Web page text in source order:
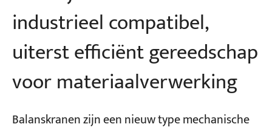
industrieel compatibel,
uiterst efficiënt gereedschap
voor materiaalverwerking
Balanskranen zijn een nieuw type mechanische